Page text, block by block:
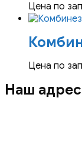
Цена по
Цена по
Наш адрес